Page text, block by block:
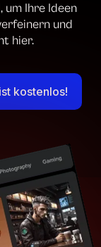
um Ihre Ideen
und
hier.
kostenlos!